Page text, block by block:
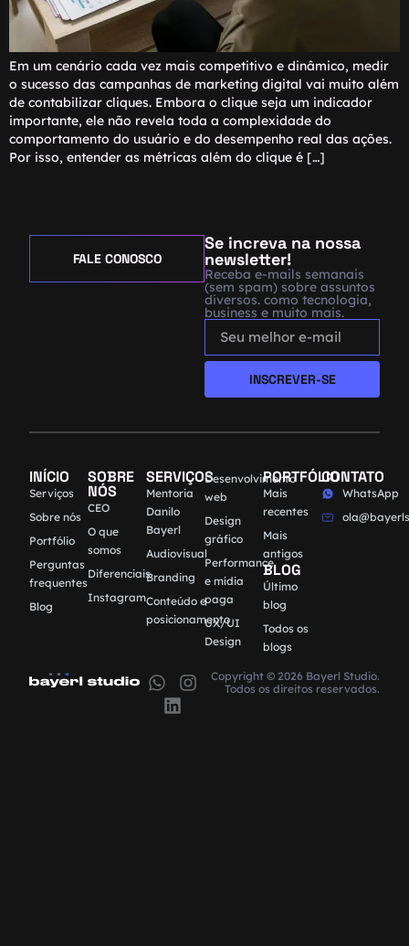
Em um cenário cada vez mais competitivo e dinâmico, medir
o sucesso das campanhas de marketing digital vai muito além
de contabilizar cliques. Embora o clique seja um indicador
importante, ele não revela toda a complexidade do
comportamento do usuário e do desempenho real das ações.
Por isso, entender as métricas além do clique é […]
Se increva na nossa
newsletter!
Receba e-mails semanais
(sem spam) sobre assuntos
diversos. como tecnologia,
business e muito mais.
INSCREVER-SE
FALE CONOSCO
INÍCIO
Serviços
Sobre nós
Portfólio
Perguntas
frequentes
Blog
SOBRE
NÓS
CEO
O que
somos
Diferenciais
Instagram
SERVIÇOS
Mentoria
Danilo
Bayerl
Audiovisual
Branding
Conteúdo e
posicionamento
Desenvolvimento
web
Design
gráfico
Performance
e mídia
paga
UX/UI
Design
PORTFÓLIO
Mais
recentes
Mais
antigos
BLOG
Último
blog
Todos os
blogs
CONTATO
WhatsApp
Copyright © 2026 Bayerl Studio.
Todos os direitos reservados.